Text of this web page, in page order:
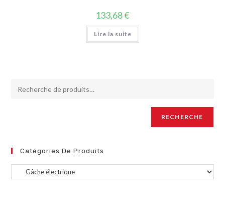
133,68€
Lire la suite
RECHERCHE
Catégories De Produits